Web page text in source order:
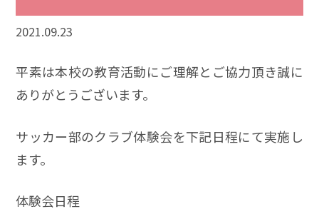
2021.09.23
平素は本校の教育活動にご理解とご協力頂き誠に
ありがとうございます。
サッカー部のクラブ体験会を下記日程にて実施し
ます。
体験会日程